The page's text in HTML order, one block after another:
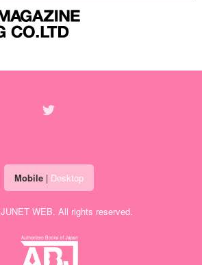
Mobile| Desktop
JUNET WEB. All rights reserved.